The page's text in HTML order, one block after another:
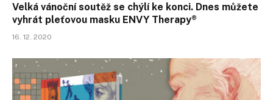
Velká vánoční soutěž se chýlí ke konci. Dnes můžete
vyhrát pleťovou masku ENVY Therapy®
16. 12. 2020